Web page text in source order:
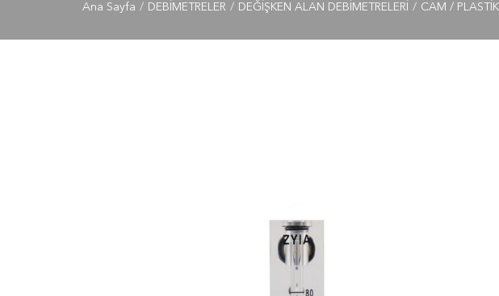
Ana Sayfa DEBİMETRELER DEĞİŞKEN ALAN DEBİMETRELERİ CAM /